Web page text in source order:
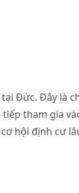
Đức. Đây là
tham gia
hội định cư